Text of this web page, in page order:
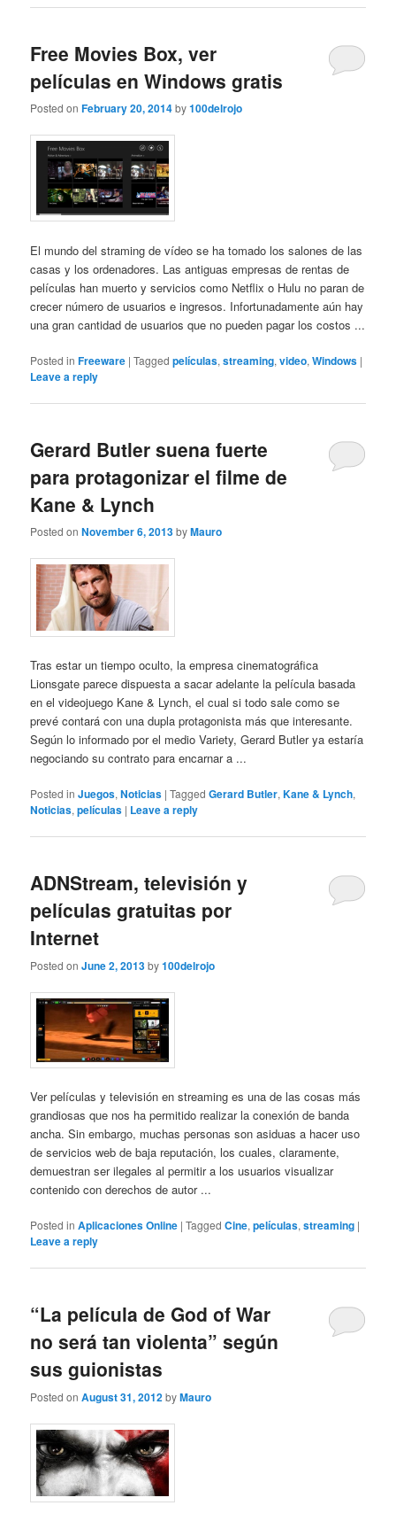
Free Movies Box, ver
películas en Windows gratis
Posted onFebruary 20, 2014by100delrojo
El mundo del straming de vídeo se ha tomado los salones de las
casas y los ordenadores. Las antiguas empresas de rentas de
películas han muerto y servicios como Netflix o Hulu no paran de
crecer número de usuarios e ingresos. Infortunadamente aún hay
una gran cantidad de usuarios que no pueden pagar los costos ...
Posted in Freeware |Tagged películas,streaming,video,Windows |
Leave a reply
Gerard Butler suena fuerte
para protagonizar el filme de
Kane & Lynch
Posted onNovember 6, 2013byMauro
Tras estar un tiempo oculto, la empresa cinematográfica
Lionsgate parece dispuesta a sacar adelante la película basada
en el videojuego Kane & Lynch, el cual si todo sale como se
prevé contará con una dupla protagonista más que interesante.
Según lo informado por el medio Variety, Gerard Butler ya estaría
negociando su contrato para encarnar a ...
Posted in Juegos,Noticias |Tagged Gerard Butler,Kane & Lynch,
Noticias,películas | Leave a reply
ADNStream, televisión y
películas gratuitas por
Internet
Posted onJune 2, 2013by100delrojo
Ver películas y televisión en streaming es una de las cosas más
grandiosas que nos ha permitido realizar la conexión de banda
ancha. Sin embargo, muchas personas son asiduas a hacer uso
de servicios web de baja reputación, los cuales, claramente,
demuestran ser ilegales al permitir a los usuarios visualizar
contenido con derechos de autor ...
Posted in Aplicaciones Online |Tagged Cine,películas,streaming |
Leave a reply
“La película de God of War
no será tan violenta” según
sus guionistas
Posted onAugust 31, 2012byMauro